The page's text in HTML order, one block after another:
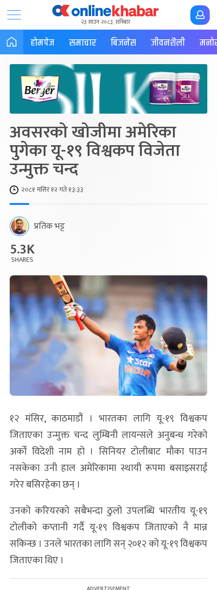
२३ साउन २०८३, शनिबार
होमपेज समाचार बिजनेस जीवनशैली
अवसरको खोजीमा अमेरिका
पुगेका यू-१९ विश्वकप विजेता
उन्मुक्त चन्द
२०८१ मंसिर १२ गते १३:३३
प्रतिक भट्ट
5.3K
SHARES
१२ मंसिर, काठमाडौं । भारतका लागि यू-१९ विश्वकप
जिताएका उन्मुक्त चन्द लुम्बिनी लायन्सले अनुबन्ध गरेको
अर्को विदेशी नाम हो । सिनियर टोलीबाट मौका पाउन
नसकेका उनी हाल अमेरिकामा स्थायी रूपमा बसाइसराई
गरेर बसिरहेका छन् ।
उनको करियरको सबैभन्दा ठुलो उपलब्धि भारतीय यू-१९
टोलीको कप्तानी गर्दै यू-१९ विश्वकप जिताएको नै मान्न
सकिन्छ । उनले भारतका लागि सन् २०१२ को यू-१९ विश्वकप
जिताएका थिए ।